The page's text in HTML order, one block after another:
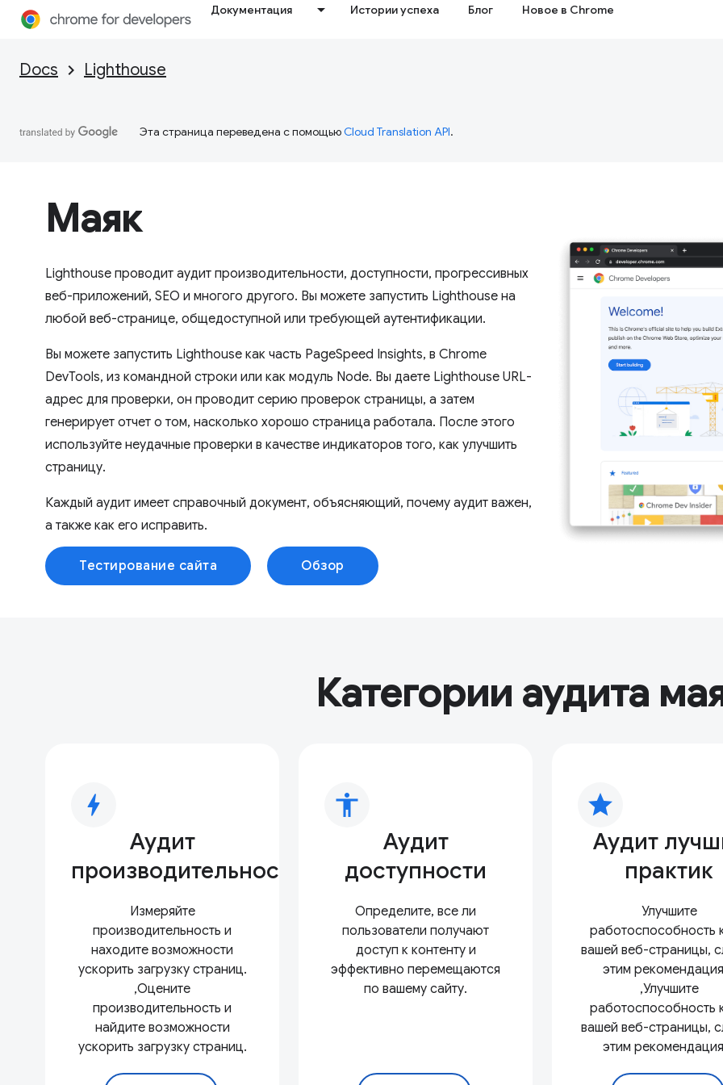
Документация Истории успеха Блог Новое в Chrome
Docs Lighthouse
Эта страница переведена с помощьюCloud Translation API.
Маяк
Lighthouse проводит аудит производительности, доступности, прогрессивных
веб-приложений, SEO и многого другого. Вы можете запустить Lighthouse на
любой веб-странице, общедоступной или требующей аутентификации.
Вы можете запустить Lighthouse как часть PageSpeed ​​Insights, в Chrome
DevTools, из командной строки или как модуль Node. Вы даете Lighthouse URL-
адрес для проверки, он проводит серию проверок страницы, а затем
генерирует отчет о том, насколько хорошо страница работала. После этого
используйте неудачные проверки в качестве индикаторов того, как улучшить
страницу.
Каждый аудит имеет справочный документ, объясняющий, почему аудит важен,
а также как его исправить.
Тестирование сайта Обзор
Категории аудита
bolt
Аудит
производительности
Измеряйте
производительность и
находите возможности
ускорить загрузку страниц.
,Оцените
производительность и
найдите возможности
ускорить загрузку страниц.
accessibility
Аудит
доступности
Определите, все ли
пользователи получают
доступ к контенту и
эффективно перемещаются
по вашему сайту.
star
Аудит
практик
Улучшите
работоспособность
вашей веб-страницы,
этим
,Улучшите
работоспособность
вашей веб-страницы,
этим